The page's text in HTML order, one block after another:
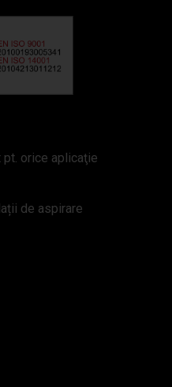
orice aplicaţie
de aspirare